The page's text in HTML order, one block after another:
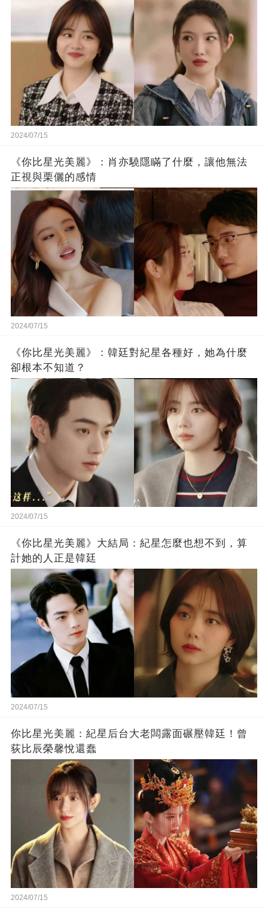
2024/07/15
《你比星光美麗》：肖亦驍隱瞞了什麼，讓他無法
正視與栗儷的感情
2024/07/15
《你比星光美麗》：韓廷對紀星各種好，她為什麼
卻根本不知道？
2024/07/15
《你比星光美麗》大結局：紀星怎麼也想不到，算
計她的人正是韓廷
2024/07/15
你比星光美麗：紀星后台大老闆露面碾壓韓廷！曾
荻比辰榮馨悅還蠢
2024/07/15